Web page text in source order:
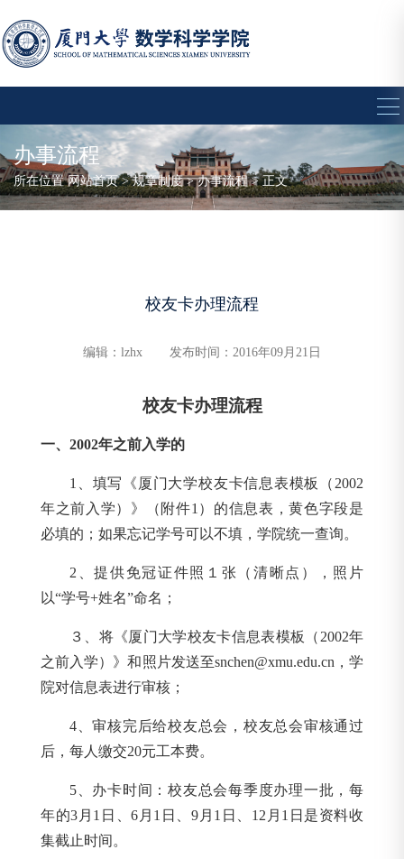
办事流程
所在位置网站首页>规章制度>办事流程> 正文
校友卡办理流程
编辑：lzhx 发布时间：2016年09月21日
校友卡办理流程
一、2002年之前入学的
1
、填写《厦门大学校友卡信息表模板（2002
年之前入学）》（附件1）的信息表，黄色字段是
必填的；如果忘记学号可以不填，学院统一查询。
2 、提供免冠证件照１张（清晰点），照片
以“学号+姓名”命名；
３、将《厦门大学校友卡信息表模板（2002年
之前入学）》和照片发送至snchen@xmu.edu.cn，学
院对信息表进行审核；
4 、审核完后给校友总会，校友总会审核通过
后，每人缴交20元工本费。
5 、办卡时间：校友总会每季度办理一批，每
年的3月1日、6月1日、9月1日、12月1日是资料收
集截止时间。